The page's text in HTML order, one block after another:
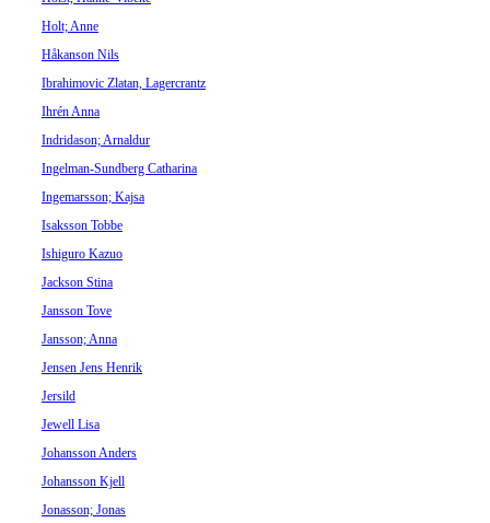
Holt; Anne
Håkanson Nils
Ibrahimovic Zlatan, Lagercrantz
Ihrén Anna
Indridason; Arnaldur
Ingelman-Sundberg Catharina
Ingemarsson; Kajsa
Isaksson Tobbe
Ishiguro Kazuo
Jackson Stina
Jansson Tove
Jansson; Anna
Jensen Jens Henrik
Jersild
Jewell Lisa
Johansson Anders
Johansson Kjell
Jonasson; Jonas